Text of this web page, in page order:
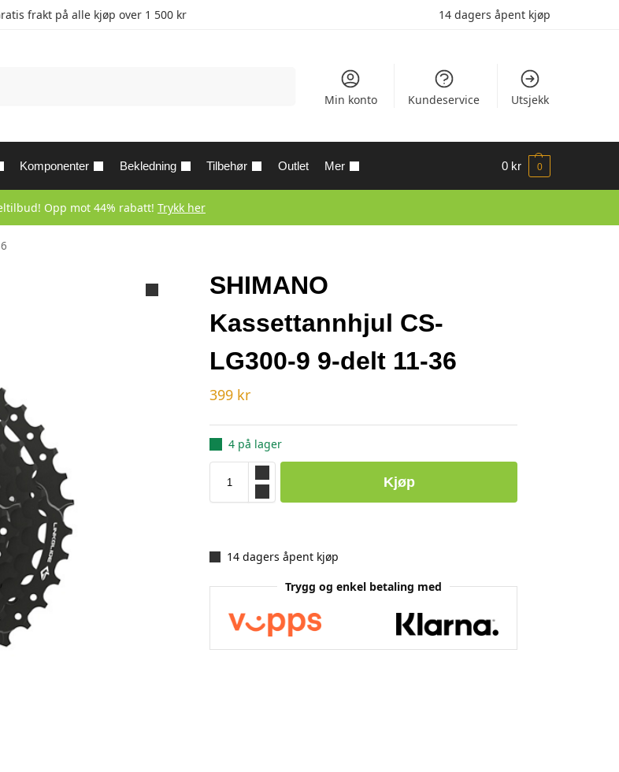
frakt på alle kjøp over 1 500 kr 14 dagers åpent kjøp
Min konto Kundeservice Utsjekk
Komponenter Bekledning Tilbehør Outlet Mer 0 kr 0
Opp mot 44% rabatt! Trykk her
SHIMANO
Kassettannhjul CS-
LG300-9 9-delt 11-36
399 kr
4 på lager
Kjøp
14 dagers åpent kjøp
Trygg og enkel betaling med